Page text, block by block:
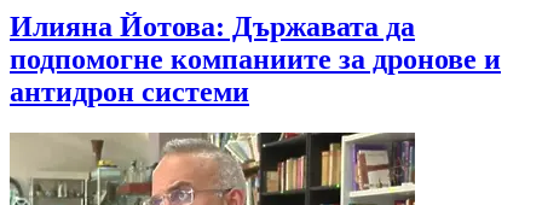
Илияна Йотова: Държавата да
подпомогне компаниите за дронове и
антидрон системи